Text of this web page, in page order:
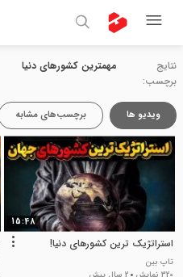
نتایج
برچسب:
مهمترین کشورهای دنیا
ویدیو ها برچسب‌های مشابه
15:48
استراتژیک ترین کشورهای دنیا!
تاپ بین